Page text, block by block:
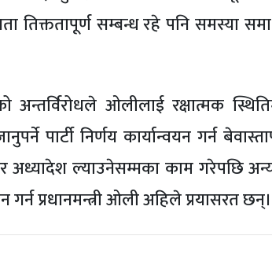
सम्बन्ध रहे पनि समस्या
ओलीलाई रक्षात्मक
पार्टी निर्णय कार्यान्वयन गर्न
अध्यादेश ल्याउनेसम्मका काम गरेपछि
प्रधानमन्त्री ओली अहिले प्रयासरत छन्।